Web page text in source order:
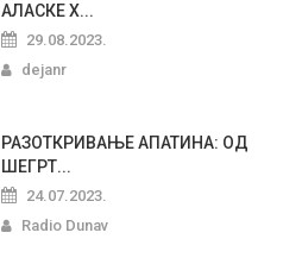
АЛАСКЕ Х...
29.08.2023.
dejanr
РАЗОТКРИВАЊЕ АПАТИНА: ОД
ШЕГРТ...
24.07.2023.
Radio Dunav